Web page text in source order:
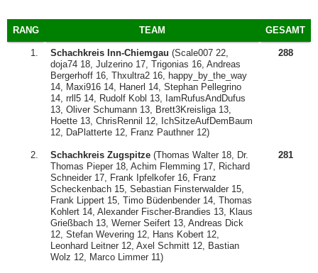
RANG TEAM GESAMT
1. Schachkreis Inn-Chiemgau (Scale007 22,
doja74 18, Julzerino 17, Trigonias 16, Andreas
Bergerhoff 16, Thxultra2 16, happy_by_the_way
14, Maxi916 14, Hanerl 14, Stephan Pellegrino
14, rrll5 14, Rudolf Kobl 13, IamRufusAndDufus
13, Oliver Schumann 13, Brett3Kreisliga 13,
Hoette 13, ChrisRennil 12, IchSitzeAufDemBaum
12, DaPlatterte 12, Franz Pauthner 12)
288
2. Schachkreis Zugspitze (Thomas Walter 18, Dr.
Thomas Pieper 18, Achim Flemming 17, Richard
Schneider 17, Frank Ipfelkofer 16, Franz
Scheckenbach 15, Sebastian Finsterwalder 15,
Frank Lippert 15, Timo Büdenbender 14, Thomas
Kohlert 14, Alexander Fischer-Brandies 13, Klaus
Grießbach 13, Werner Seifert 13, Andreas Dick
12, Stefan Wevering 12, Hans Kobert 12,
Leonhard Leitner 12, Axel Schmitt 12, Bastian
Wolz 12, Marco Limmer 11)
281